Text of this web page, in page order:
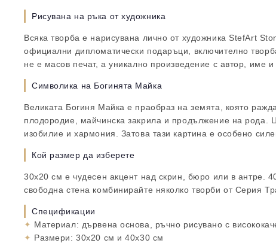
Рисувана на ръка от художника
Всяка творба е нарисувана лично от художника StefArt
официални дипломатически подаръци, включително
не е масов печат, а уникално произведение с автор, име и
Символика на Богинята Майка
Великата Богиня Майка е праобраз на земята, която
плодородие, майчинска закрила и продължение на рода.
изобилие и хармония. Затова тази картина е особено
Кой размер да изберете
30х20 см е чудесен акцент над скрин, бюро или в антре.
свободна стена комбинирайте няколко творби от Серия
Спецификации
✦ Материал: дървена основа, ръчно рисувано с
✦ Размери: 30х20 см и 40х30 см